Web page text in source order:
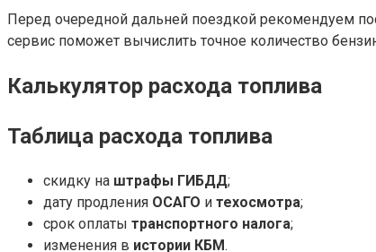
Перед очередной дальней поездкой рекомендуем
сервис поможет вычислить точное количество
Калькулятор расхода топлива
Таблица расхода топлива
скидку на штрафы ГИБДД;
дату продления ОСАГО и техосмотра;
срок оплаты транспортного налога;
изменения в истории КБМ.